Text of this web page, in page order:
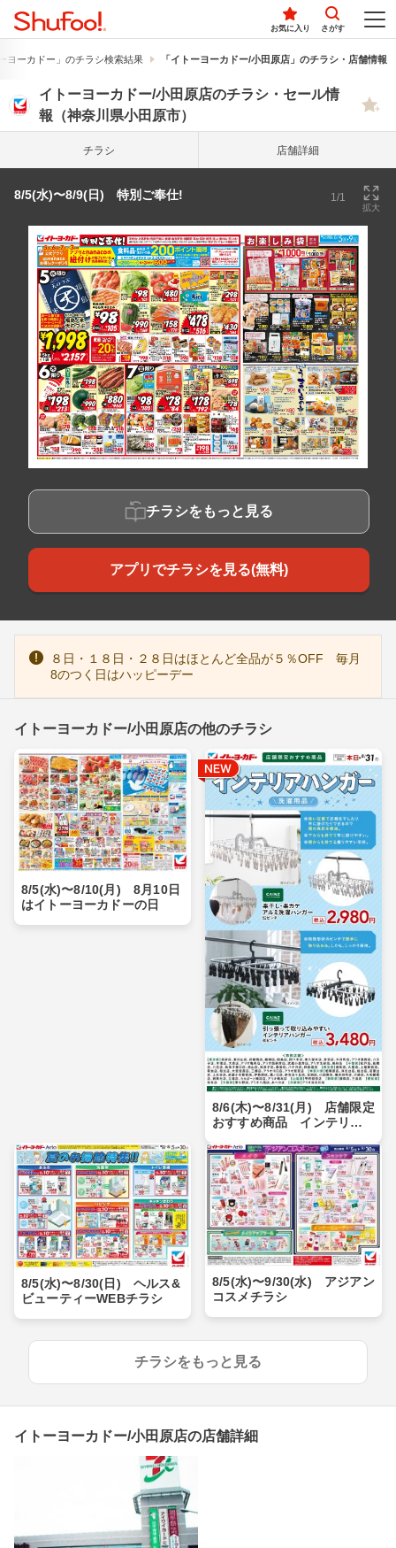
お気に入り さがす
ヨーカドー」のチラシ検索結果 「イトーヨーカドー/小田原店」のチラシ・店舗情報
イトーヨーカドー/小田原店のチラシ・セール情
報（神奈川県小田原市）
チラシ 店舗詳細
8/5(水)〜8/9(日) 特別ご奉仕! 1/1
拡大
チラシをもっと見る
アプリでチラシを見る(無料)
８日・１８日・２８日はほとんど全品が５％OFF 毎月
8のつく日はハッピーデー
イトーヨーカドー/小田原店の他のチラシ
8/5(水)〜8/10(月) 8月10日
はイトーヨーカドーの日
8/6(木)〜8/31(月) 店舗限定
おすすめ商品 インテリア
8/5(水)〜8/30(日) ヘルス&
ビューティーWEBチラシ
8/5(水)〜9/30(水) アジアン
コスメチラシ
チラシをもっと見る
イトーヨーカドー/小田原店の店舗詳細